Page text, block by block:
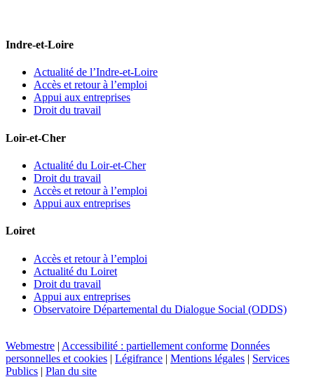
Indre-et-Loire
Actualité de l’Indre-et-Loire
Accès et retour à l’emploi
Appui aux entreprises
Droit du travail
Loir-et-Cher
Actualité du Loir-et-Cher
Droit du travail
Accès et retour à l’emploi
Appui aux entreprises
Loiret
Accès et retour à l’emploi
Actualité du Loiret
Droit du travail
Appui aux entreprises
Observatoire Départemental du Dialogue Social (ODDS)
Webmestre | Accessibilité : partiellement conforme Données
personnelles et cookies | Légifrance | Mentions légales | Services
Publics | Plan du site